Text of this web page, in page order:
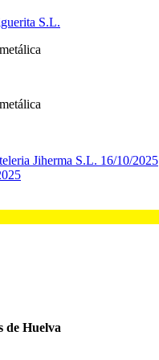
S.L.
Jiherma S.L. 16/10/2025
de Huelva